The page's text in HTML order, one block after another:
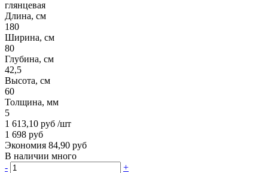
глянцевая
Длина, см
180
Ширина, см
80
Глубина, см
42,5
Высота, см
60
Толщина, мм
5
1 613,10 руб /шт
1 698 руб
Экономия 84,90 руб
В наличии много
-
+